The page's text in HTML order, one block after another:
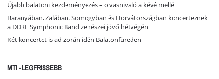
Újabb balatoni kezdeményezés – olvasnivaló a kévé mellé
Baranyában, Zalában, Somogyban és Horvátországban koncerteznek
a DDRF Symphonic Band zenészei jövő hétvégén
Két koncertet is ad Zorán idén Balatonfüreden
MTI - LEGFRISSEBB